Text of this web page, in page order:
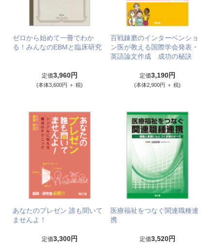
ゼロから始めて一冊でわか
る！みんなのEBMと臨床研究
定価3,960円
(本体3,600円 ＋ 税)
百戦錬磨のインターベンショ
ン医が教える国際学会発表・
英語論文作成 成功の秘訣
定価3,190円
(本体2,900円 ＋ 税)
あなたのプレゼン 誰も聞いて
ませんよ！
定価3,300円
医療福祉をつなぐ関連職種連
携
定価3,520円